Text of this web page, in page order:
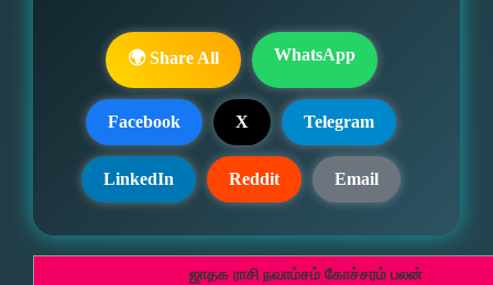
🌍 Share All WhatsApp
Facebook X Telegram
LinkedIn Reddit Email
ஜாதக ராசி நவாம்சம் கோச்சரம் பலன்